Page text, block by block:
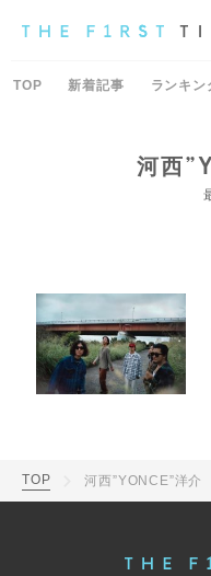
TOP 新着記事 ランキン
河西
TOP 河西”YONCE”洋介